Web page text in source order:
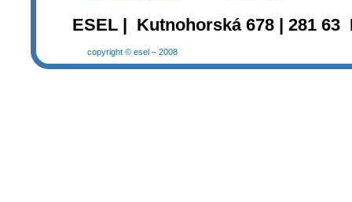
ESEL | Kutnohorská 678 | 281
copyright © esel – 2008